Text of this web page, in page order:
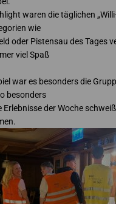
waren die täglichen
wie
oder Pistensau des Tages
viel Spaß
war es besonders die
besonders
der Woche